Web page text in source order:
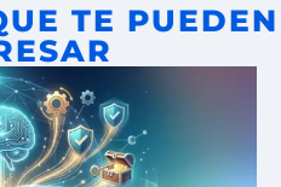
TE PUEDEN